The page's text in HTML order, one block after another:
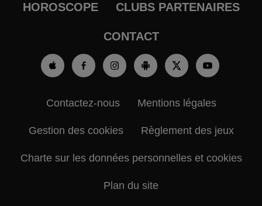
HOROSCOPE CLUBS PARTENAIRES
CONTACT
Contactez-nous Mentions légales
Gestion des cookies Règlement des jeux
Charte sur les données personnelles et cookies
Plan du site